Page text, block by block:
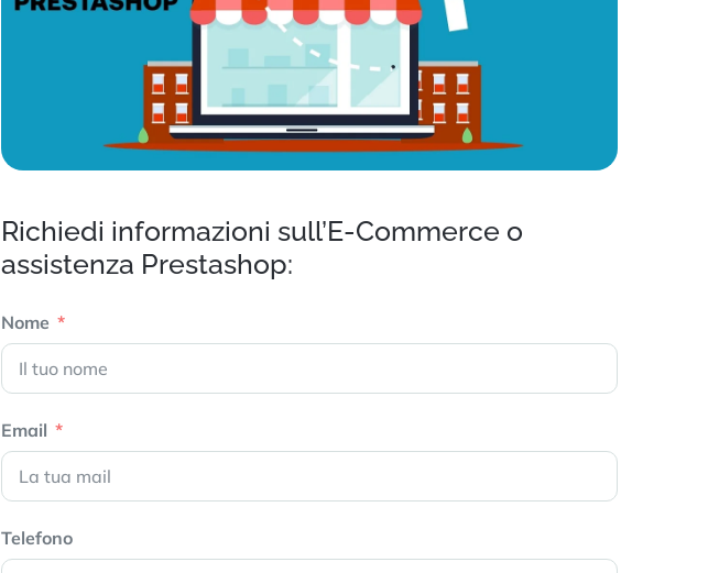
Richiedi informazioni sull’E-Commerce o
assistenza Prestashop:
Nome
Email
Telefono